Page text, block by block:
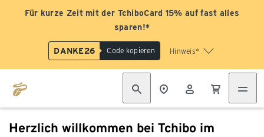
Für kurze Zeit mit der TchiboCard 15% auf fast alles
sparen!*
DANKE26 Code kopieren Hinweis*
Herzlich willkommen bei Tchibo im